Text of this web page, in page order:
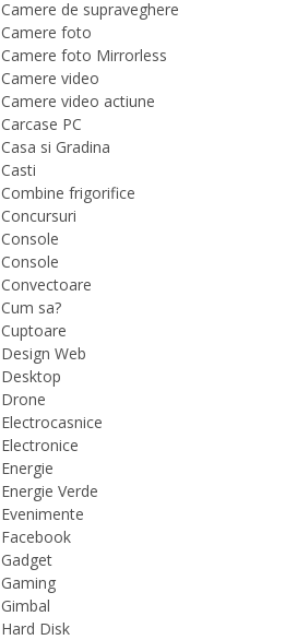
Camere de supraveghere
Camere foto
Camere foto Mirrorless
Camere video
Camere video actiune
Carcase PC
Casa si Gradina
Casti
Combine frigorifice
Concursuri
Console
Console
Convectoare
Cum sa?
Cuptoare
Design Web
Desktop
Drone
Electrocasnice
Electronice
Energie
Energie Verde
Evenimente
Facebook
Gadget
Gaming
Gimbal
Hard Disk